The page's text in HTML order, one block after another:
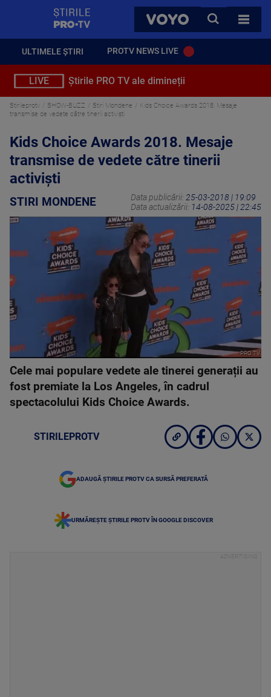
VOYO
CAUTA
TOATE
ULTIMELE ȘTIRI PROTV NEWS LIVE
LIVE Știrile PRO TV ale dimineții
Stirileprotv SHOW-BUZZ Stiri Mondene
Kids Choice Awards 2018. Mesaje
transmise de vedete către tinerii activiști
Kids Choice Awards 2018. Mesaje
transmise de vedete către tinerii
activiști
STIRI MONDENE Data publicării: 25-03-2018 | 19:09
Data actualizării: 14-08-2025 | 22:45
PRO TV
Cele mai populare vedete ale tinerei generații au
fost premiate la Los Angeles, în cadrul
spectacolului Kids Choice Awards.
STIRILEPROTV
ADAUGĂ ȘTIRILE PROTV CA SURSĂ PREFERATĂ
URMĂREȘTE ȘTIRILE PROTV ÎN GOOGLE DISCOVER